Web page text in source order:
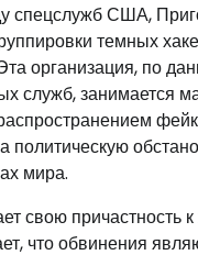
спецслужб США,
темных
организация, по
служб, занимается
политическую
мира.
свою причастность к
что обвинения